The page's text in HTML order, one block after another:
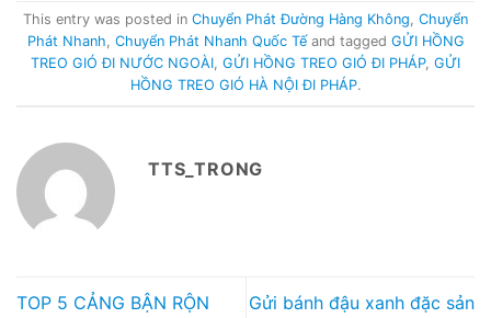
This entry was posted in Chuyển Phát Đường Hàng Không, Chuyển
Phát Nhanh, Chuyển Phát Nhanh Quốc Tếand tagged GỬI HỒNG
TREO GIÓ ĐI NƯỚC NGOÀI, GỬI HỒNG TREO GIÓ ĐI PHÁP, GỬI
HỒNG TREO GIÓ HÀ NỘI ĐI PHÁP.
TTS_TRONG
TOP 5 CẢNG BẬN RỘN
Gửi bánh đậu xanh đặc sản